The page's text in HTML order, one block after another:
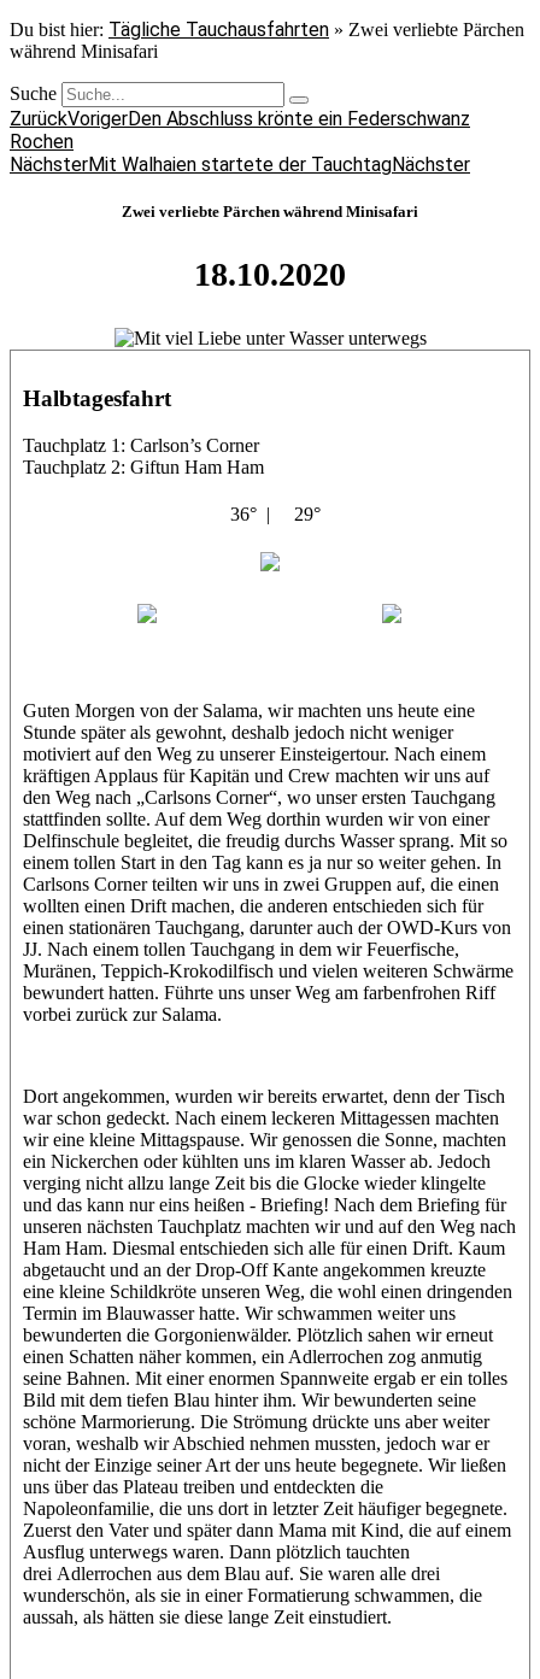
Du bist hier: Tägliche Tauchausfahrten » Zwei verliebte Pärchen
während Minisafari
Suche
ZurückVorigerDen Abschluss krönte ein Federschwanz
Rochen
NächsterMit Walhaien startete der TauchtagNächster
Zwei verliebte Pärchen während Minisafari
18.10.2020
Halbtagesfahrt
Tauchplatz 1: Carlson’s Corner
Tauchplatz 2: Giftun Ham Ham
36° | 29°
Guten Morgen von der Salama, wir machten uns heute eine
Stunde später als gewohnt, deshalb jedoch nicht weniger
motiviert auf den Weg zu unserer Einsteigertour. Nach einem
kräftigen Applaus für Kapitän und Crew machten wir uns auf
den Weg nach „Carlsons Corner“, wo unser ersten Tauchgang
stattfinden sollte. Auf dem Weg dorthin wurden wir von einer
Delfinschule begleitet, die freudig durchs Wasser sprang. Mit so
einem tollen Start in den Tag kann es ja nur so weiter gehen. In
Carlsons Corner teilten wir uns in zwei Gruppen auf, die einen
wollten einen Drift machen, die anderen entschieden sich für
einen stationären Tauchgang, darunter auch der OWD-Kurs von
JJ. Nach einem tollen Tauchgang in dem wir Feuerfische,
Muränen, Teppich-Krokodilfisch und vielen weiteren Schwärme
bewundert hatten. Führte uns unser Weg am farbenfrohen Riff
vorbei zurück zur Salama.
Dort angekommen, wurden wir bereits erwartet, denn der Tisch
war schon gedeckt. Nach einem leckeren Mittagessen machten
wir eine kleine Mittagspause. Wir genossen die Sonne, machten
ein Nickerchen oder kühlten uns im klaren Wasser ab. Jedoch
verging nicht allzu lange Zeit bis die Glocke wieder klingelte
und das kann nur eins heißen - Briefing! Nach dem Briefing für
unseren nächsten Tauchplatz machten wir und auf den Weg nach
Ham Ham. Diesmal entschieden sich alle für einen Drift. Kaum
abgetaucht und an der Drop-Off Kante angekommen kreuzte
eine kleine Schildkröte unseren Weg, die wohl einen dringenden
Termin im Blauwasser hatte. Wir schwammen weiter uns
bewunderten die Gorgonienwälder. Plötzlich sahen wir erneut
einen Schatten näher kommen, ein Adlerrochen zog anmutig
seine Bahnen. Mit einer enormen Spannweite ergab er ein tolles
Bild mit dem tiefen Blau hinter ihm. Wir bewunderten seine
schöne Marmorierung. Die Strömung drückte uns aber weiter
voran, weshalb wir Abschied nehmen mussten, jedoch war er
nicht der Einzige seiner Art der uns heute begegnete. Wir ließen
uns über das Plateau treiben und entdeckten die
Napoleonfamilie, die uns dort in letzter Zeit häufiger begegnete.
Zuerst den Vater und später dann Mama mit Kind, die auf einem
Ausflug unterwegs waren. Dann plötzlich tauchten
drei Adlerrochen aus dem Blau auf. Sie waren alle drei
wunderschön, als sie in einer Formatierung schwammen, die
aussah, als hätten sie diese lange Zeit einstudiert.